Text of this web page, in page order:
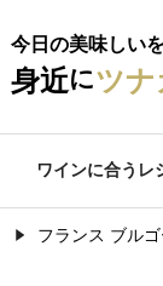
今日の美味しい
身近にツナ
ワインに合うレ
フランス ブルゴ